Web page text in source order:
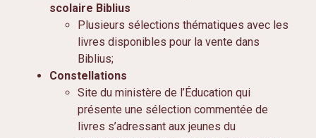
scolaire Biblius
Plusieurs sélections thématiques avec les
livres disponibles pour la vente dans
Biblius;
Constellations
Site du ministère de l’Éducation qui
présente une sélection commentée de
livres s’adressant aux jeunes du